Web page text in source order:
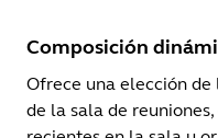
Composición
Ofrece una elección
de la sala de